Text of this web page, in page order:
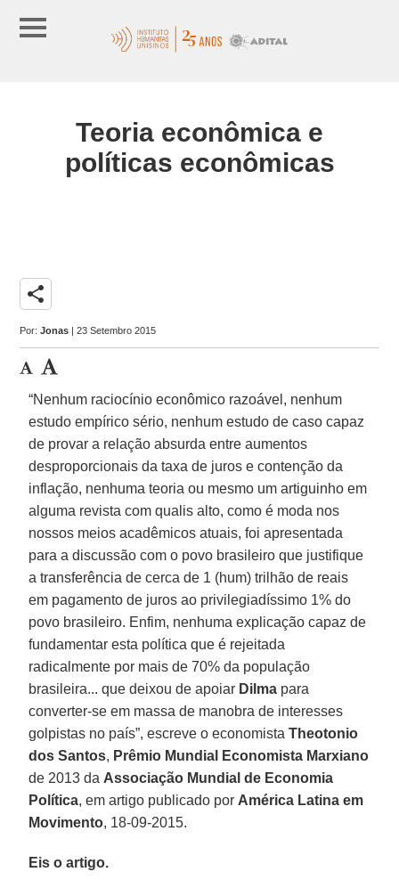
Teoria econômica e
políticas econômicas
share
Por:Jonas | 23 Setembro 2015
“Nenhum raciocínio econômico razoável, nenhum
estudo empírico sério, nenhum estudo de caso capaz
de provar a relação absurda entre aumentos
desproporcionais da taxa de juros e contenção da
inflação, nenhuma teoria ou mesmo um artiguinho em
alguma revista com qualis alto, como é moda nos
nossos meios acadêmicos atuais, foi apresentada
para a discussão com o povo brasileiro que justifique
a transferência de cerca de 1 (hum) trilhão de reais
em pagamento de juros ao privilegiadíssimo 1% do
povo brasileiro. Enfim, nenhuma explicação capaz de
fundamentar esta política que é rejeitada
radicalmente por mais de 70% da população
brasileira... que deixou de apoiar Dilma para
converter-se em massa de manobra de interesses
golpistas no país”, escreve o economistaTheotonio
dos Santos, Prêmio Mundial Economista Marxiano
de 2013 da Associação Mundial de Economia
Política, em artigo publicado por América Latina em
Movimento, 18-09-2015.
Eis o artigo.